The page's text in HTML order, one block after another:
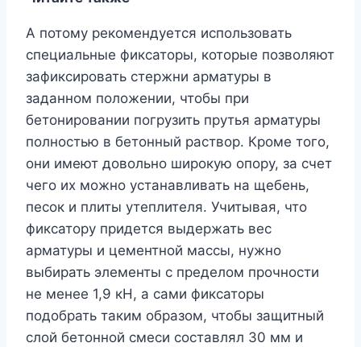
А потому рекомендуется использовать
специальные фиксаторы, которые позволяют
зафиксировать стержни арматуры в
заданном положении, чтобы при
бетонировании погрузить прутья арматуры
полностью в бетонный раствор. Кроме того,
они имеют довольно широкую опору, за счет
чего их можно устанавливать на щебень,
песок и плиты утеплителя. Учитывая, что
фиксатору придется выдержать вес
арматуры и цементной массы, нужно
выбирать элементы с пределом прочности
не менее 1,9 кН, а сами фиксаторы
подобрать таким образом, чтобы защитный
слой бетонной смеси составлял 30 мм и